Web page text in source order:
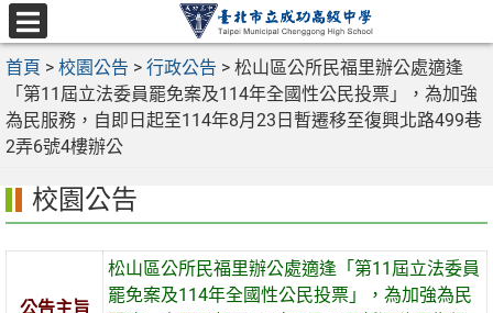
跳
至
主
內
容
選
單
首頁 > 校園公告 > 行政公告 > 松山區公所民福里辦公處適逢
「第11屆立法委員罷免案及114年全國性公民投票」，為加強
為民服務，自即日起至114年8月23日暫遷移至復興北路499巷
2弄6號4樓辦公
校園公告
公告主旨
松山區公所民福里辦公處適逢「第11屆立法委員
罷免案及114年全國性公民投票」，為加強為民